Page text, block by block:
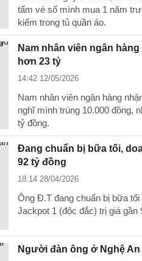
tấm vé số mình mua 1 năm
kiếm trong tủ quần áo.
Nam nhân viên ngân
hơn 23 tỷ
14:42 12/05/2026
Nam nhân viên ngân hàng
nghĩ mình trúng 10.000 đồng,
tỷ đồng.
Đang chuẩn bị bữa tối,
92 tỷ đồng
18:14 28/04/2026
Ông Đ.T đang chuẩn bị bữa
Jackpot 1 (độc đắc) trị giá gần
Người đàn ông ở Nghệ